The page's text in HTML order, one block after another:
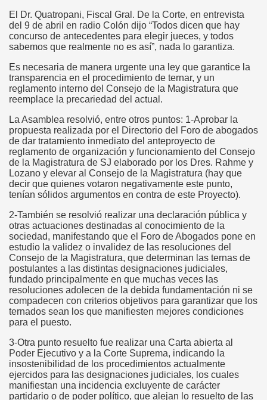
El Dr. Quatropani, Fiscal Gral. De la Corte, en entrevista
del 9 de abril en radio Colón dijo “Todos dicen que hay
concurso de antecedentes para elegir jueces, y todos
sabemos que realmente no es así”, nada lo garantiza.
Es necesaria de manera urgente una ley que garantice la
transparencia en el procedimiento de ternar, y un
reglamento interno del Consejo de la Magistratura que
reemplace la precariedad del actual.
La Asamblea resolvió, entre otros puntos: 1-Aprobar la
propuesta realizada por el Directorio del Foro de abogados
de dar tratamiento inmediato del anteproyecto de
reglamento de organización y funcionamiento del Consejo
de la Magistratura de SJ elaborado por los Dres. Rahme y
Lozano y elevar al Consejo de la Magistratura (hay que
decir que quienes votaron negativamente este punto,
tenían sólidos argumentos en contra de este Proyecto).
2-También se resolvió realizar una declaración pública y
otras actuaciones destinadas al conocimiento de la
sociedad, manifestando que el Foro de Abogados pone en
estudio la validez o invalidez de las resoluciones del
Consejo de la Magistratura, que determinan las ternas de
postulantes a las distintas designaciones judiciales,
fundado principalmente en que muchas veces las
resoluciones adolecen de la debida fundamentación ni se
compadecen con criterios objetivos para garantizar que los
ternados sean los que manifiesten mejores condiciones
para el puesto.
3-Otra punto resuelto fue realizar una Carta abierta al
Poder Ejecutivo y a la Corte Suprema, indicando la
insostenibilidad de los procedimientos actualmente
ejercidos para las designaciones judiciales, los cuales
manifiestan una incidencia excluyente de carácter
partidario o de poder político, que alejan lo resuelto de las